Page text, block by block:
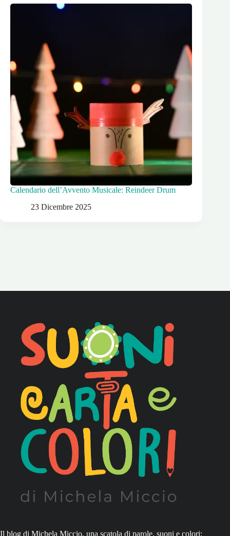
Calendario dell’Avvento Musicale: Reindeer Drum
23 Dicembre 2025
Il blog di Michela Miccio, una scatola di parole, suoni e colori;